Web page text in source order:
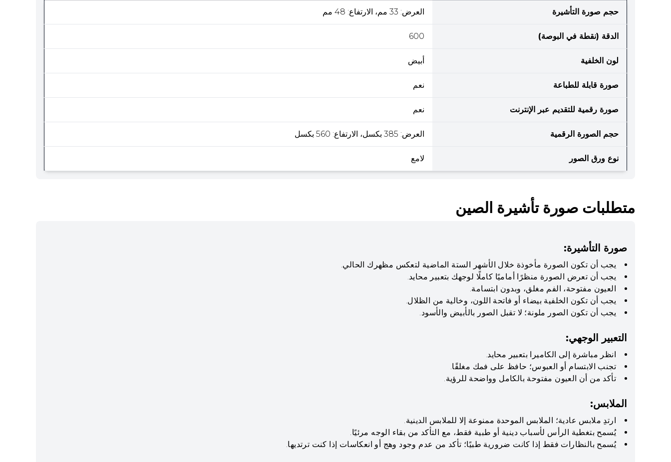
حجم صورة التأشيرة العرض: 33 مم، الارتفاع: 48 مم
الدقة (نقطة في البوصة) 600
لون الخلفية أبيض
صورة قابلة للطباعة نعم
صورة رقمية للتقديم عبر الإنترنت نعم
حجم الصورة الرقمية العرض: 385 بكسل، الارتفاع: 560 بكسل
نوع ورق الصور لامع
متطلبات صورة تأشيرة الصين
صورة التأشيرة:
يجب أن تكون الصورة مأخوذة خلال الأشهر الستة الماضية لتعكس مظهرك الحالي.
يجب أن تعرض الصورة منظرًا أماميًا كاملًا لوجهك بتعبير محايد.
العيون مفتوحة، الفم مغلق، وبدون ابتسامة.
يجب أن تكون الخلفية بيضاء أو فاتحة اللون، وخالية من الظلال.
يجب أن تكون الصور ملونة؛ لا تقبل الصور بالأبيض والأسود.
التعبير الوجهي:
انظر مباشرة إلى الكاميرا بتعبير محايد.
تجنب الابتسام أو العبوس؛ حافظ على فمك مغلقًا.
تأكد من أن العيون مفتوحة بالكامل وواضحة للرؤية.
الملابس:
ارتدِ ملابس عادية؛ الملابس الموحدة ممنوعة إلا للملابس الدينية.
يُسمح بتغطية الرأس لأسباب دينية أو طبية فقط، مع التأكد من بقاء الوجه مرئيًا.
يُسمح بالنظارات فقط إذا كانت ضرورية طبيًا؛ تأكد من عدم وجود وهج أو انعكاسات إذا كنت ترتديها.